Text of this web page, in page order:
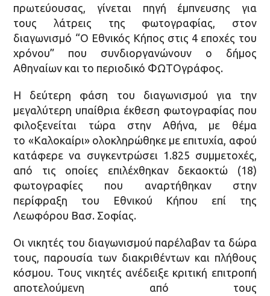
πρωτεύουσας, γίνεται πηγή έμπνευσης για
τους λάτρεις της φωτογραφίας, στον
διαγωνισμό “Ο Εθνικός Κήπος στις 4 εποχές του
χρόνου” που συνδιοργανώνουν ο δήμος
Αθηναίων και το περιοδικό ΦΩΤΟγράφος.
Η δεύτερη φάση του διαγωνισμού για την
μεγαλύτερη υπαίθρια έκθεση φωτογραφίας που
φιλοξενείται τώρα στην Αθήνα, με θέμα
το «Καλοκαίρι» ολοκληρώθηκε με επιτυχία, αφού
κατάφερε να συγκεντρώσει 1.825 συμμετοχές,
από τις οποίες επιλέχθηκαν δεκαοκτώ (18)
φωτογραφίες που αναρτήθηκαν στην
περίφραξη του Εθνικού Κήπου επί της
Λεωφόρου Βασ. Σοφίας.
Οι νικητές του διαγωνισμού παρέλαβαν τα δώρα
τους, παρουσία των διακριθέντων και πλήθους
κόσμου. Τους νικητές ανέδειξε κριτική επιτροπή
αποτελούμενη από τους